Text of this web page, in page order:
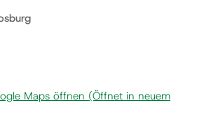
Maps öffnen (Öffnet in neuem